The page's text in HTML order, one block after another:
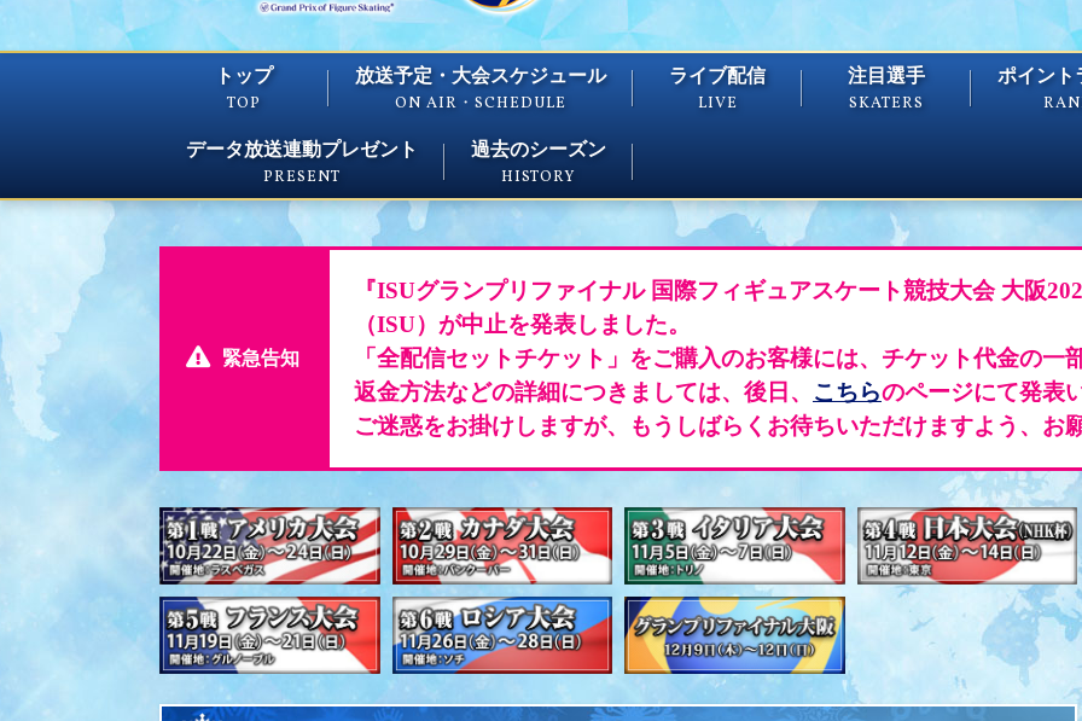
トップ
TOP
放送予定・大会スケジュール
ON AIR・SCHEDULE
ライブ配信
LIVE
注目選手
SKATERS
ポイント
データ放送連動プレゼント
PRESENT
過去のシーズン
HISTORY
緊急告知
『ISUグランプリファイナル 国際フィギュアスケート競技大会 大阪
（ISU）が中止を発表しました。
「全配信セットチケット」をご購入のお客様には、チケット代金の一
返金方法などの詳細につきましては、後日、 こちらのページにて発表
ご迷惑をお掛けしますが、もうしばらくお待ちいただけますよう、お